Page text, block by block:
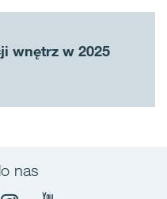
wnętrz w 2025
nas